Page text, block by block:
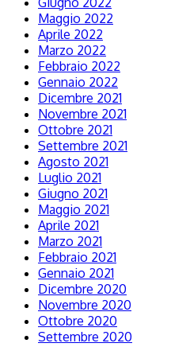
Maggio 2022
Aprile 2022
Marzo 2022
Febbraio 2022
Gennaio 2022
Dicembre 2021
Novembre 2021
Ottobre 2021
Settembre 2021
Agosto 2021
Luglio 2021
Giugno 2021
Maggio 2021
Aprile 2021
Marzo 2021
Febbraio 2021
Gennaio 2021
Dicembre 2020
Novembre 2020
Ottobre 2020
Settembre 2020